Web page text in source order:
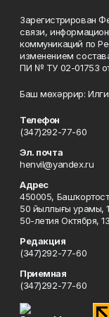
Зарегистрирован
связи,
коммуникаций по
изменением
ПИ № ТУ 02-01753
Баш мөхәррир:
Телефон
(347)292-77-60
Эл. почта
henvil@yandex.ru
Адрес
450005,
50 йыллығы урамы,
50-летия Октября,
Редакция
(347)292-77-60
Приемная
(347)292-77-60